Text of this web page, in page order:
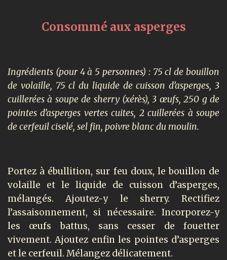
Consommé aux asperges
Ingrédients (pour 4 à 5 personnes) : 75 cl de bouillon
de volaille, 75 cl du liquide de cuisson d’asperges, 3
cuillerées à soupe de sherry (xérès), 3 œufs, 250 g de
pointes d’asperges vertes cuites, 2 cuillerées à soupe
de cerfeuil ciselé, sel fin, poivre blanc du moulin.
Portez à ébullition, sur feu doux, le bouillon de
volaille et le liquide de cuisson d’asperges,
mélangés. Ajoutez-y le sherry. Rectifiez
l’assaisonnement, si nécessaire. Incorporez-y
les œufs battus, sans cesser de fouetter
vivement. Ajoutez enfin les pointes d’asperges
et le cerfeuil. Mélangez délicatement.